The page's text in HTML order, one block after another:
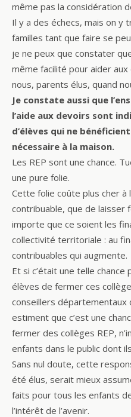
même pas la considération
Il y a des échecs, mais on y
familles tant que faire se
je ne peux que constater
même facilité pour aider aux
nous, parents élus, quand
Je constate aussi que
l’aide aux devoirs sont
d’élèves qui ne
nécessaire à la maison.
Les REP sont une chance.
une pure folie.
Cette folie coûte plus cher à
contribuable, que de laisser
importe que ce soient les
collectivité territoriale : au
contribuables qui augmente.
Et si c’était une telle
élèves de fermer ces
conseillers départementaux
estiment que c’est une
fermer des collèges REP,
enfants dans le public dont
Sans nul doute, cette
été élus, serait mieux
faits pour tous les enfants
l’intérêt de l’avenir.